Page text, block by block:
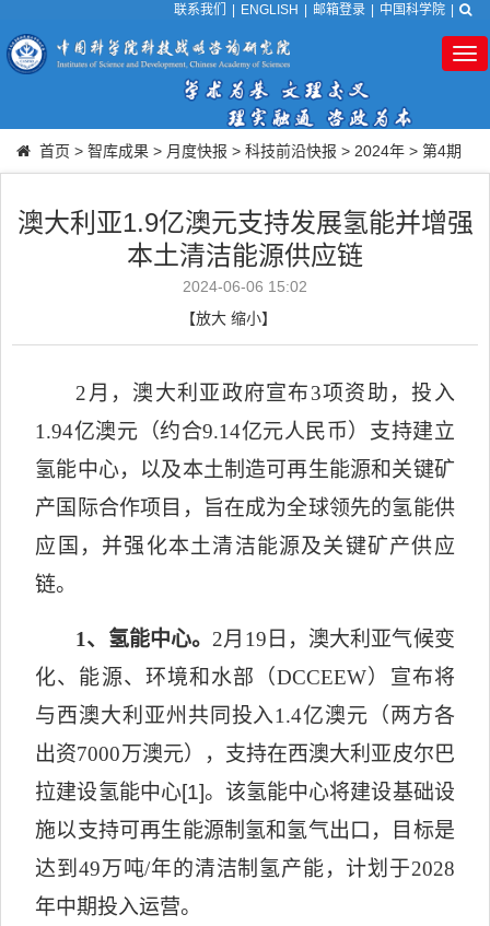
联系我们 ENGLISH 邮箱登录 中国科学院
首页 > 智库成果 > 月度快报 > 科技前沿快报 > 2024年 > 第4期
澳大利亚1.9亿澳元支持发展氢能并增强
本土清洁能源供应链
2024-06-06 15:02
【放大 缩小】
2 月，澳大利亚政府宣布3项资助，投入
1.94亿澳元（约合9.14亿元人民币）支持建立
氢能中心，以及本土制造可再生能源和关键矿
产国际合作项目，旨在成为全球领先的氢能供
应国，并强化本土清洁能源及关键矿产供应
链。
1、氢能中心。 2月 19 日，澳大利亚气候变
化、能源、环境和水部（DCCEEW）宣布将
与西澳大利亚州共同投入1.4亿澳元（两方各
出资7000万澳元），支持在西澳大利亚皮尔巴
拉建设氢能中心[1]。该氢能中心将建设基础设
施以支持可再生能源制氢和氢气出口，目标是
达到 49万吨/年的清洁制氢产能，计划于2028
年中期投入运营。